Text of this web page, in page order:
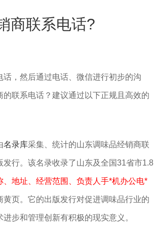
商联系电话?
，然后通过电话、微信进行初步的沟
联系电话？建议通过以下‌正规且高效‌的
名录库采集、统计的山东调味品经销商联
行。该名录收录了山东及全国31省市1.8
、地址、经营范围、负责人手*机办公电*
页。它的出版发行对促进调味品行业的
步和管理创新有积极的现实意义。